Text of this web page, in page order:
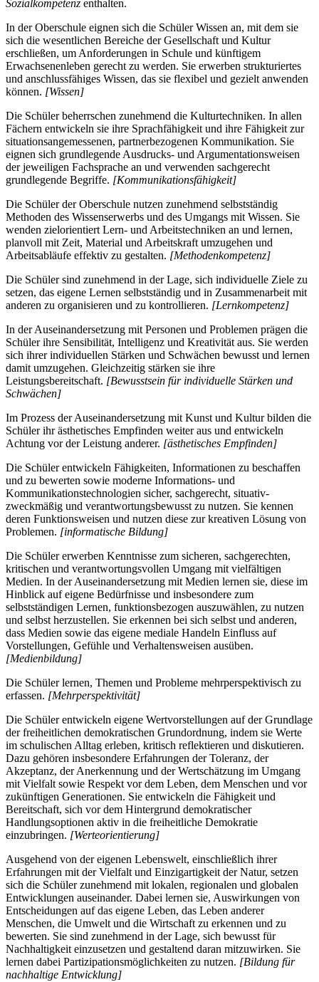
Sozialkompetenz enthalten.
In der Oberschule eignen sich die Schüler Wissen an, mit dem sie
sich die wesentlichen Bereiche der Gesellschaft und Kultur
erschließen, um Anforderungen in Schule und künftigem
Erwachsenenleben gerecht zu werden. Sie erwerben strukturiertes
und anschlussfähiges Wissen, das sie flexibel und gezielt anwenden
können. [Wissen]
Die Schüler beherrschen zunehmend die Kulturtechniken. In allen
Fächern entwickeln sie ihre Sprachfähigkeit und ihre Fähigkeit zur
situationsangemessenen, partnerbezogenen Kommunikation. Sie
eignen sich grundlegende Ausdrucks- und Argumentationsweisen
der jeweiligen Fachsprache an und verwenden sachgerecht
grundlegende Begriffe. [Kommunikationsfähigkeit]
Die Schüler der Oberschule nutzen zunehmend selbstständig
Methoden des Wissenserwerbs und des Umgangs mit Wissen. Sie
wenden zielorientiert Lern- und Arbeitstechniken an und lernen,
planvoll mit Zeit, Material und Arbeitskraft umzugehen und
Arbeitsabläufe effektiv zu gestalten. [Methodenkompetenz]
Die Schüler sind zunehmend in der Lage, sich individuelle Ziele zu
setzen, das eigene Lernen selbstständig und in Zusammenarbeit mit
anderen zu organisieren und zu kontrollieren. [Lernkompetenz]
In der Auseinandersetzung mit Personen und Problemen prägen die
Schüler ihre Sensibilität, Intelligenz und Kreativität aus. Sie werden
sich ihrer individuellen Stärken und Schwächen bewusst und lernen
damit umzugehen. Gleichzeitig stärken sie ihre
Leistungsbereitschaft. [Bewusstsein für individuelle Stärken und
Schwächen]
Im Prozess der Auseinandersetzung mit Kunst und Kultur bilden die
Schüler ihr ästhetisches Empfinden weiter aus und entwickeln
Achtung vor der Leistung anderer. [ästhetisches Empfinden]
Die Schüler entwickeln Fähigkeiten, Informationen zu beschaffen
und zu bewerten sowie moderne Informations- und
Kommunikationstechnologien sicher, sachgerecht, situativ-
zweckmäßig und verantwortungsbewusst zu nutzen. Sie kennen
deren Funktionsweisen und nutzen diese zur kreativen Lösung von
Problemen. [informatische Bildung]
Die Schüler erwerben Kenntnisse zum sicheren, sachgerechten,
kritischen und verantwortungsvollen Umgang mit vielfältigen
Medien. In der Auseinandersetzung mit Medien lernen sie, diese im
Hinblick auf eigene Bedürfnisse und insbesondere zum
selbstständigen Lernen, funktionsbezogen auszuwählen, zu nutzen
und selbst herzustellen. Sie erkennen bei sich selbst und anderen,
dass Medien sowie das eigene mediale Handeln Einfluss auf
Vorstellungen, Gefühle und Verhaltensweisen ausüben.
[Medienbildung]
Die Schüler lernen, Themen und Probleme mehrperspektivisch zu
erfassen. [Mehrperspektivität]
Die Schüler entwickeln eigene Wertvorstellungen auf der Grundlage
der freiheitlichen demokratischen Grundordnung, indem sie Werte
im schulischen Alltag erleben, kritisch reflektieren und diskutieren.
Dazu gehören insbesondere Erfahrungen der Toleranz, der
Akzeptanz, der Anerkennung und der Wertschätzung im Umgang
mit Vielfalt sowie Respekt vor dem Leben, dem Menschen und vor
zukünftigen Generationen. Sie entwickeln die Fähigkeit und
Bereitschaft, sich vor dem Hintergrund demokratischer
Handlungsoptionen aktiv in die freiheitliche Demokratie
einzubringen. [Werteorientierung]
Ausgehend von der eigenen Lebenswelt, einschließlich ihrer
Erfahrungen mit der Vielfalt und Einzigartigkeit der Natur, setzen
sich die Schüler zunehmend mit lokalen, regionalen und globalen
Entwicklungen auseinander. Dabei lernen sie, Auswirkungen von
Entscheidungen auf das eigene Leben, das Leben anderer
Menschen, die Umwelt und die Wirtschaft zu erkennen und zu
bewerten. Sie sind zunehmend in der Lage, sich bewusst für
Nachhaltigkeit einzusetzen und gestaltend daran mitzuwirken. Sie
lernen dabei Partizipationsmöglichkeiten zu nutzen. [Bildung für
nachhaltige Entwicklung]